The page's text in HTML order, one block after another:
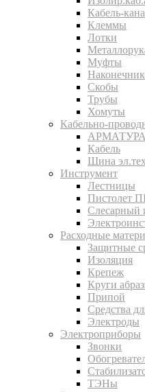
Кабель-
Клеммы
Лотки
Муфты
Скобы
Трубы
Хомуты
Кабельно-
Кабель
Шина
Инструмент
Лестницы
Пистолет
Слесарный
Расходные
Защитные
Изоляция
Крепеж
Круги
Припой
Средства
Электроды
Электроприборы
Звонки
ТЭНы